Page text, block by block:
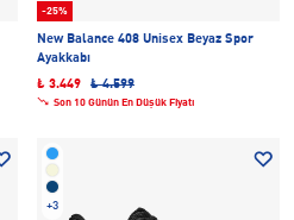
-25%
New Balance 408 Unisex Beyaz Spor
Ayakkabı
₺ 3.449
₺ 4.599
Son 10 Günün En Düşük Fiyatı
+3